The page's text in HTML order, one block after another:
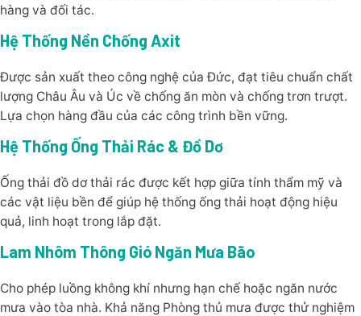
hàng và đối tác.
Hệ Thống Nền Chống Axit
Được sản xuất theo công nghệ của Đức, đạt tiêu chuẩn chất
lượng Châu Âu và Úc về chống ăn mòn và chống trơn trượt.
Lựa chọn hàng đầu của các công trình bền vững.
Hệ Thống Ống Thải Rác & Đồ Dơ
Ống thải đồ dơ thải rác được kết hợp giữa tính thẩm mỹ và
các vật liệu bền để giúp hệ thống ống thải hoạt động hiệu
quả, linh hoạt trong lắp đặt.
Lam Nhôm Thông Gió Ngăn Mưa Bão
Cho phép luồng không khí nhưng hạn chế hoặc ngăn nước
mưa vào tòa nhà. Khả năng Phòng thủ mưa được thử nghiệm